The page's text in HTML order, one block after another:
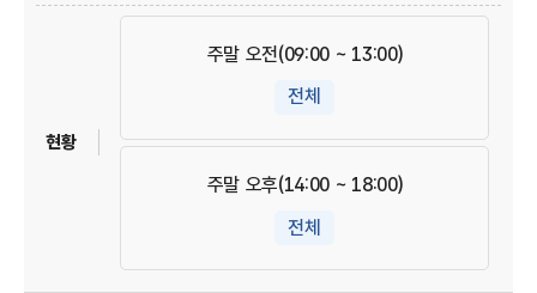
주말 오전(09:00 ~ 13:00)
전체
주말 오후(14:00 ~ 18:00)
전체